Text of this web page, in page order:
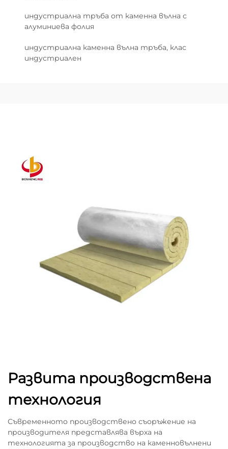
индустриална тръба от каменна вълна с
алуминиева фолия
индустриална каменна вълна тръба, клас
индустриален
Развита производствена
технология
Съвременното производствено съоръжение на
производителя представлява върха на
технологията за производство на каменновълнени